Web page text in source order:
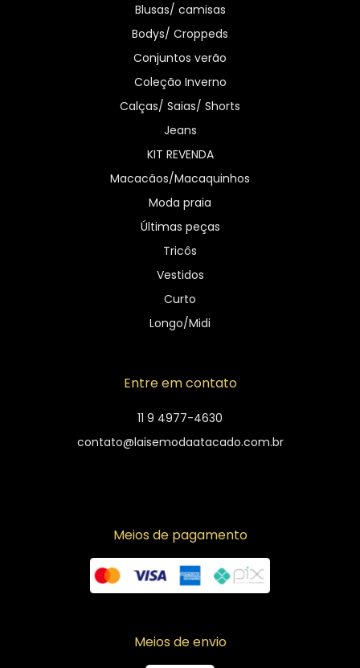
Blusas/ camisas
Bodys/ Croppeds
Conjuntos verão
Coleção Inverno
Calças/ Saias/ Shorts
Jeans
KIT REVENDA
Macacãos/Macaquinhos
Moda praia
Últimas peças
Tricôs
Vestidos
Curto
Longo/Midi
Entre em contato
11 9 4977-4630
contato@laisemodaatacado.com.br
Meios de pagamento
Meios de envio